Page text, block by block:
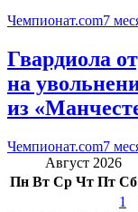
Чемпионат.com7
Гвардиола
на
из
Чемпионат.com7
Август 2026
Пн Вт Ср Чт Пт Сб
1